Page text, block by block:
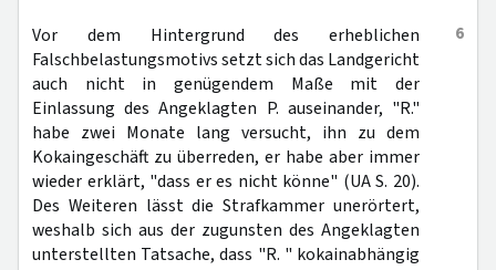
6
Vor dem Hintergrund des erheblichen
Falschbelastungsmotivs setzt sich das Landgericht
auch nicht in genügendem Maße mit der
Einlassung des Angeklagten P. auseinander, "R."
habe zwei Monate lang versucht, ihn zu dem
Kokaingeschäft zu überreden, er habe aber immer
wieder erklärt, "dass er es nicht könne" (UA S. 20).
Des Weiteren lässt die Strafkammer unerörtert,
weshalb sich aus der zugunsten des Angeklagten
unterstellten Tatsache, dass "R. " kokainabhängig